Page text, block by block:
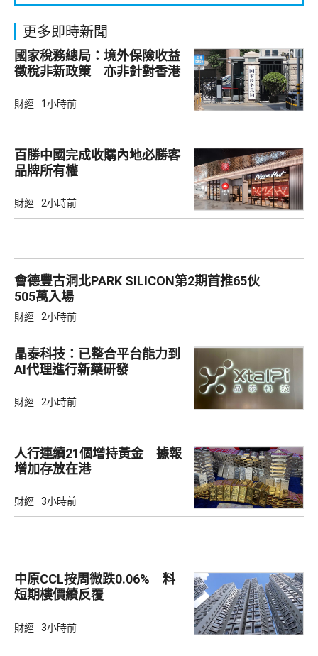
更多即時新聞
國家稅務總局：境外保險收益
徵稅非新政策 亦非針對香港
財經 1小時前
百勝中國完成收購內地必勝客
品牌所有權
財經 2小時前
會德豐古洞北PARK SILICON第2期首推65伙
505萬入場
財經 2小時前
晶泰科技：已整合平台能力到
AI代理進行新藥研發
財經 2小時前
人行連續21個增持黃金 據報
增加存放在港
財經 3小時前
中原CCL按周微跌0.06% 料
短期樓價續反覆
財經 3小時前